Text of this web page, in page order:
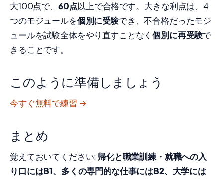
大100点で、 60点以上で合格です。大きな利点は、4
つのモジュールを個別に受験でき、不合格だったモジ
ュールを試験全体をやり直すことなく個別に再受験で
きることです。
このように準備しましょう
今すぐ無料で練習 →
まとめ
覚えておいてください: 帰化と職業訓練・就職への入
り口にはB1、多くの専門的な仕事にはB2、大学には